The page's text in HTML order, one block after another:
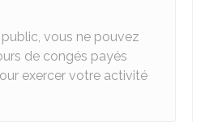
vous ne pouvez
de congés payés
exercer votre activité